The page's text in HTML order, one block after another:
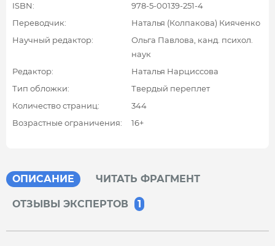
ISBN:
978-5-00139-251-4
Переводчик:
Наталья (Колпакова) Кияченко
Научный редактор:
Ольга Павлова, канд. психол.
наук
Редактор:
Наталья Нарциссова
Тип обложки:
Твердый переплет
Количество страниц:
344
Возрастные ограничения:
16+
ОПИСАНИЕ ЧИТАТЬ ФРАГМЕНТ
ОТЗЫВЫ ЭКСПЕРТОВ 1